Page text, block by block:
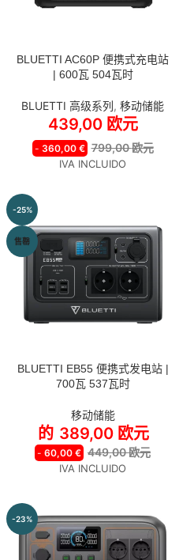
BLUETTI AC60P 便携式充电站
| 600瓦 504瓦时
BLUETTI 高级系列, 移动储能
439,00 欧元
- 360,00 € 799,00欧元
IVA INCLUIDO
-25%
售罄
风格
EB55+PV120S | 700W
537Wh | 120W太阳能套件
EB55+PV200 | 700W 537Wh
| 200W太阳能套件
BLUETTI EB55 便携式发电站 |
700瓦 537瓦时
移动储能
的 389,00 欧元
- 60,00 € 449,00欧元
IVA INCLUIDO
-23%